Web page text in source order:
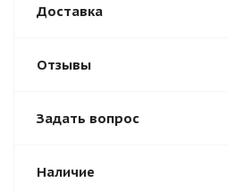
Доставка
Отзывы
Задать вопрос
Наличие